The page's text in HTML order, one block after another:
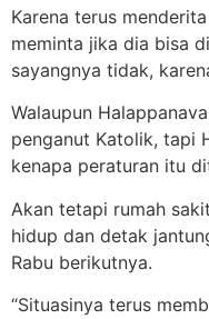
Karena terus
meminta jika dia bisa
sayangnya tidak,
Walaupun
penganut Katolik, tapi
kenapa peraturan itu
Akan tetapi rumah
hidup dan detak
Rabu berikutnya.
“Situasinya terus